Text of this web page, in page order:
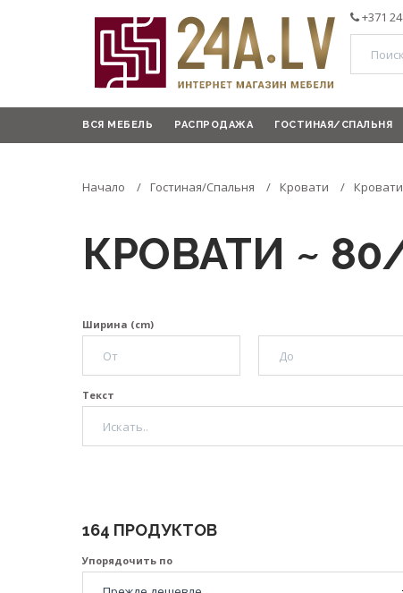
+371
ВСЯ МЕБЕЛЬ РАСПРОДАЖА ГОСТИНАЯ/СПАЛЬНЯ
Начало Гостиная/Спальня Кровати
КРОВАТИ ~
Ширина (cm)
Текст
164 ПРОДУКТОВ
Упорядочить по